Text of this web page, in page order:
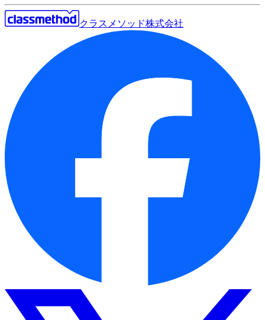
クラスメソッド株式会社